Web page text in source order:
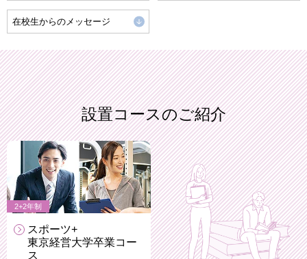
在校生からのメッセージ
設置コースのご紹介
2+2年制
スポーツ+
東京経営大学卒業コー
ス